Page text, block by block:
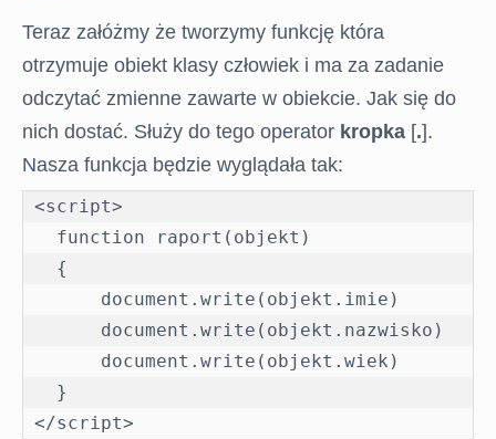
Teraz załóżmy że tworzymy funkcję która
otrzymuje obiekt klasy człowiek i ma za zadanie
odczytać zmienne zawarte w obiekcie. Jak się do
nich dostać. Służy do tego operator kropka [.].
Nasza funkcja będzie wyglądała tak:
<script>
</script>